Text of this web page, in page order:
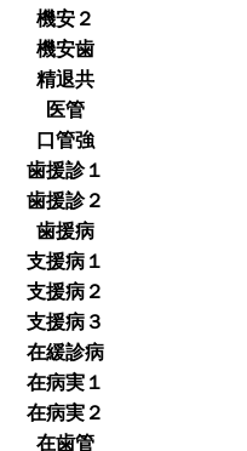
機安２
機安歯
精退共
医管
口管強
歯援診１
歯援診２
歯援病
支援病１
支援病２
支援病３
在緩診病
在病実１
在病実２
在歯管